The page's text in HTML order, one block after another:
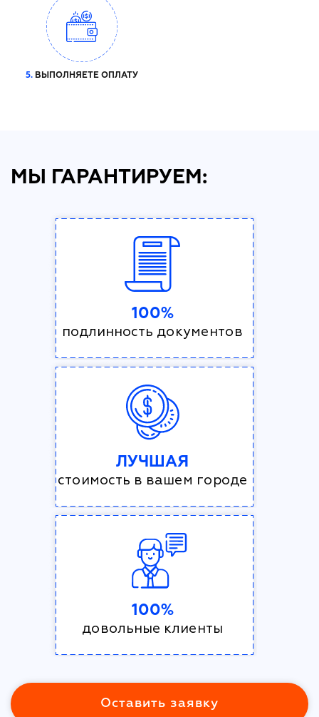
5. ВЫПОЛНЯЕТЕ ОПЛАТУ
МЫ ГАРАНТИРУЕМ:
100%
подлинность документов
ЛУЧШАЯ
стоимость в вашем городе
100%
довольные клиенты
Оставить заявку